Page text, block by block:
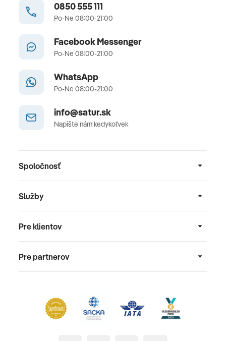
0850 555 111
Po-Ne 08:00-21:00
Facebook Messenger
Po-Ne 08:00-21:00
WhatsApp
Po-Ne 08:00-21:00
info@satur.sk
Napíšte nám kedykoľvek
Spoločnosť
Služby
Pre klientov
Pre partnerov